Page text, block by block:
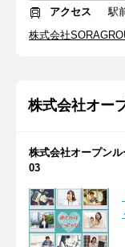
アクセス
駅
株式会社
株式会社オー
株式会社オープン
03